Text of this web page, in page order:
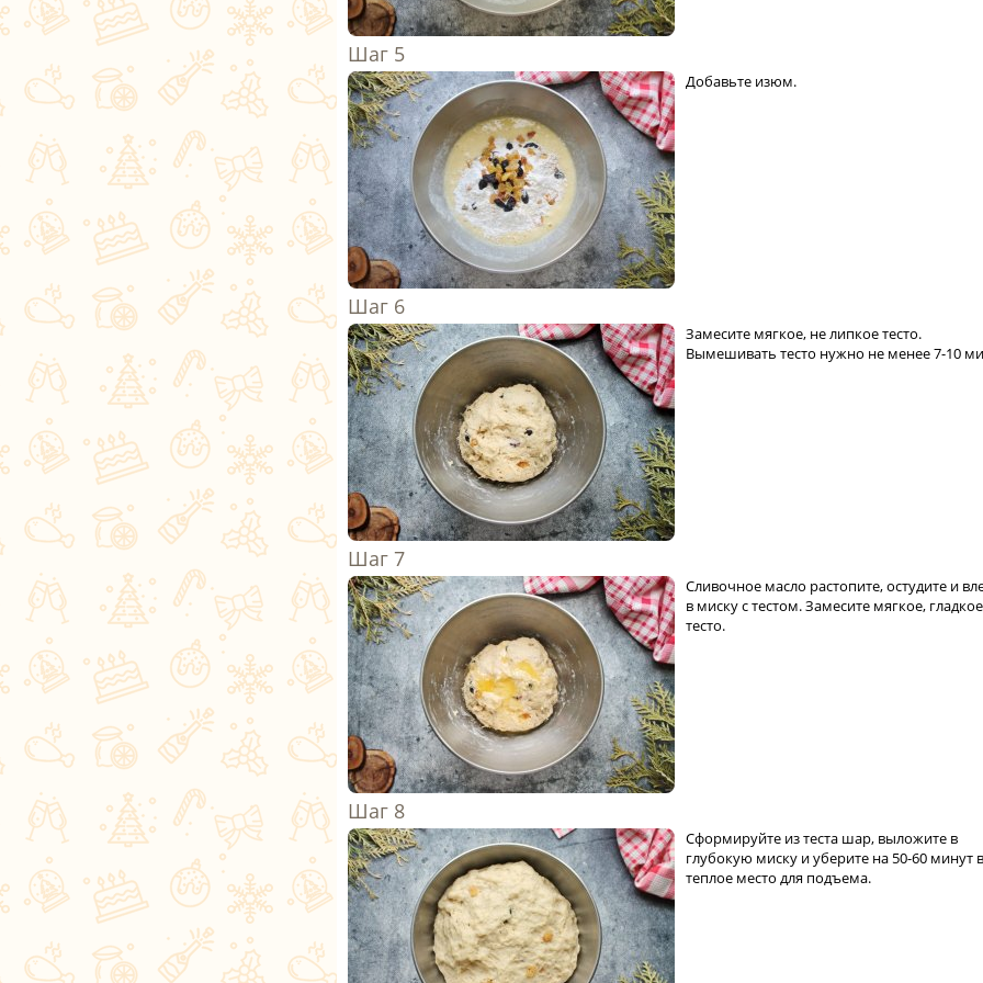
Добавьте изюм.
Замесите мягкое, не липкое тесто.
Вымешивать тесто нужно не менее 7-10
Сливочное масло растопите, остудите и
в миску с тестом. Замесите мягкое, гладкое
тесто.
Сформируйте из теста шар, выложите в
глубокую миску и уберите на 50-60 минут в
теплое место для подъема.